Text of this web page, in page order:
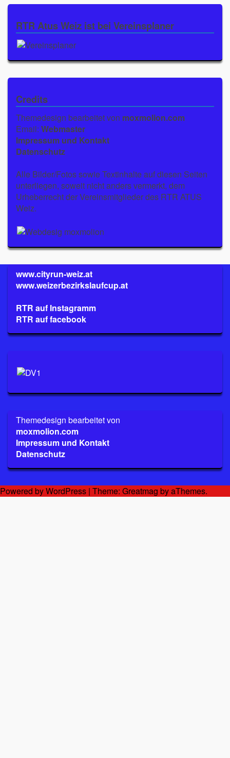
RTR Atus Weiz ist bei Vereinsplaner
Credits
Themedesign bearbeitet von moxmolion.com
Email: Webmaster
Impressum und Kontakt
Datenschutz
Alle Bilder/Fotos sowie Textinhalte auf diesen Seiten
unterliegen, soweit nicht anders vermerkt, dem
Urheberrecht der Vereinsmitglieder des RTR ATUS
Weiz.
www.cityrun-weiz.at
www.weizerbezirkslaufcup.at
RTR auf Instagramm
RTR auf facebook
Themedesign bearbeitet von
moxmolion.com
Impressum und Kontakt
Datenschutz
Powered by WordPress | Theme: Greatmag by aThemes.